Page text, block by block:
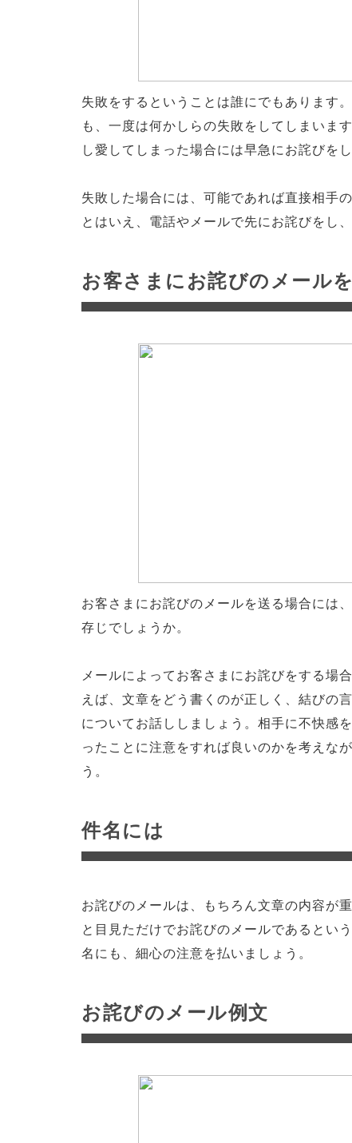
失敗をするということは誰にでもあります
も、一度は何かしらの失敗をしてしまいま
し愛してしまった場合には早急にお詫びを
失敗した場合には、可能であれば直接相手
とはいえ、電話やメールで先にお詫びをし
お客さまにお詫びのメール
お客さまにお詫びのメールを送る場合には
存じでしょうか。
メールによってお客さまにお詫びをする場
えば、文章をどう書くのが正しく、結びの
についてお話ししましょう。相手に不快感
ったことに注意をすれば良いのかを考えな
う。
件名には
お詫びのメールは、もちろん文章の内容が
と目見ただけでお詫びのメールであるとい
名にも、細心の注意を払いましょう。
お詫びのメール例文